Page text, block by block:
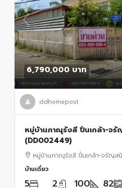
6,790,000 บาท
ddhomepost
หมู่บ้านภาณุรังสี ปิ่นเกล้า-จ
(DD002449)
หมู่บ้านภาณุรังสี ปิ่นเกล้า-จรัญส
บ้านเดี่ยว
5 2 100 82